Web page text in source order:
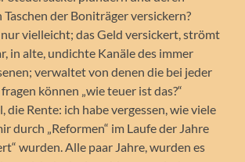
der Boniträger versickern?
vielleicht; das Geld versickert, strömt
in alte, undichte Kanäle des immer
verwaltet von denen die bei jeder
können „wie teuer ist das?“
die Rente: ich habe vergessen, wie viele
durch „Reformen“ im Laufe der Jahre
wurden. Alle paar Jahre, wurden es